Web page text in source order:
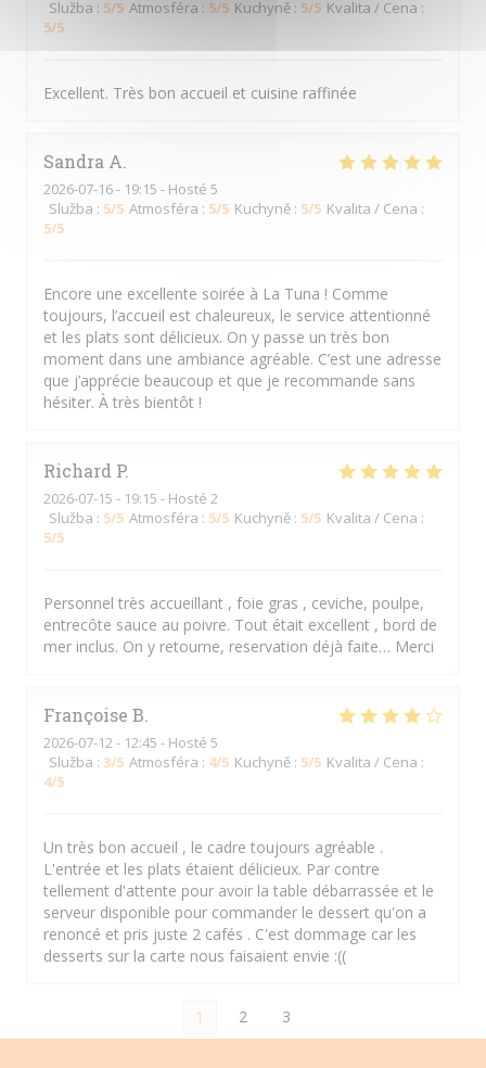
Služba : 5/5 Atmosféra : 5/5 Kuchyně : 5/5 Kvalita / Cena :
5/5
Excellent. Très bon accueil et cuisine raffinée
Sandra A
2026-07-16- 19:15 - Hosté 5
Služba : 5/5 Atmosféra : 5/5 Kuchyně : 5/5 Kvalita / Cena :
5/5
Encore une excellente soirée à La Tuna ! Comme
toujours, l’accueil est chaleureux, le service attentionné
et les plats sont délicieux. On y passe un très bon
moment dans une ambiance agréable. C’est une adresse
que j’apprécie beaucoup et que je recommande sans
hésiter. À très bientôt !
Richard P
2026-07-15 - 19:15 - Hosté 2
Služba : 5/5 Atmosféra : 5/5 Kuchyně : 5/5 Kvalita / Cena :
5/5
Personnel très accueillant , foie gras , ceviche, poulpe,
entrecôte sauce au poivre. Tout était excellent , bord de
mer inclus. On y retourne, reservation déjà faite… Merci
Françoise B
2026-07-12 - 12:45 - Hosté 5
Služba : 3/5 Atmosféra : 4/5 Kuchyně : 5/5 Kvalita / Cena :
4/5
Un très bon accueil , le cadre toujours agréable .
L'entrée et les plats étaient délicieux. Par contre
tellement d'attente pour avoir la table débarrassée et le
serveur disponible pour commander le dessert qu'on a
renoncé et pris juste 2 cafés . C'est dommage car les
desserts sur la carte nous faisaient envie :((
1 2 3